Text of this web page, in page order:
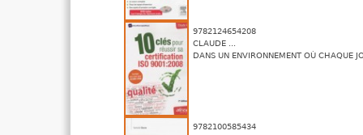
9782124654208
CLAUDE ...
DANS UN ENVIRONNEMENT OÙ CHAQUE
9782100585434